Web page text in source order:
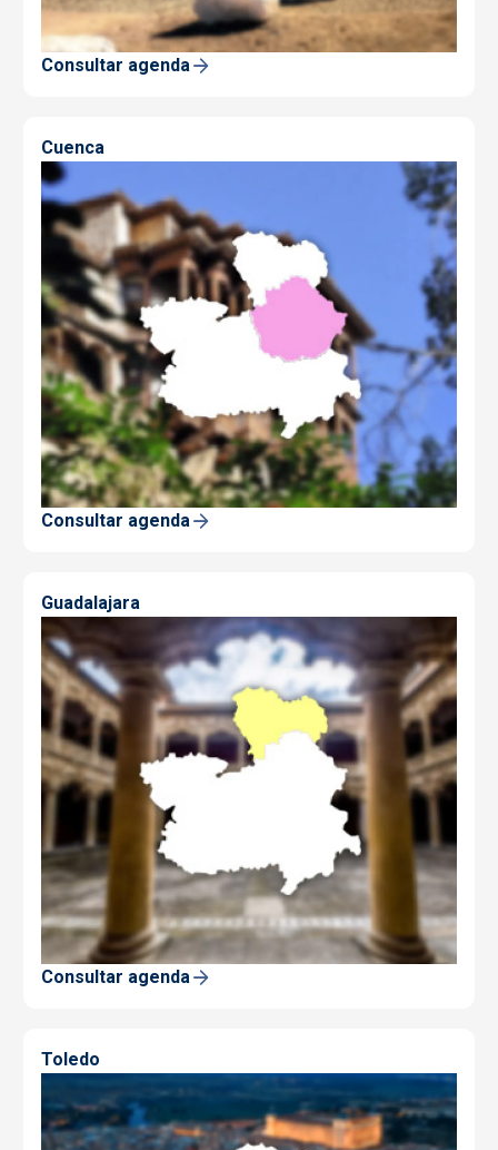
Consultar agenda
Cuenca
Consultar agenda
Guadalajara
Consultar agenda
Toledo